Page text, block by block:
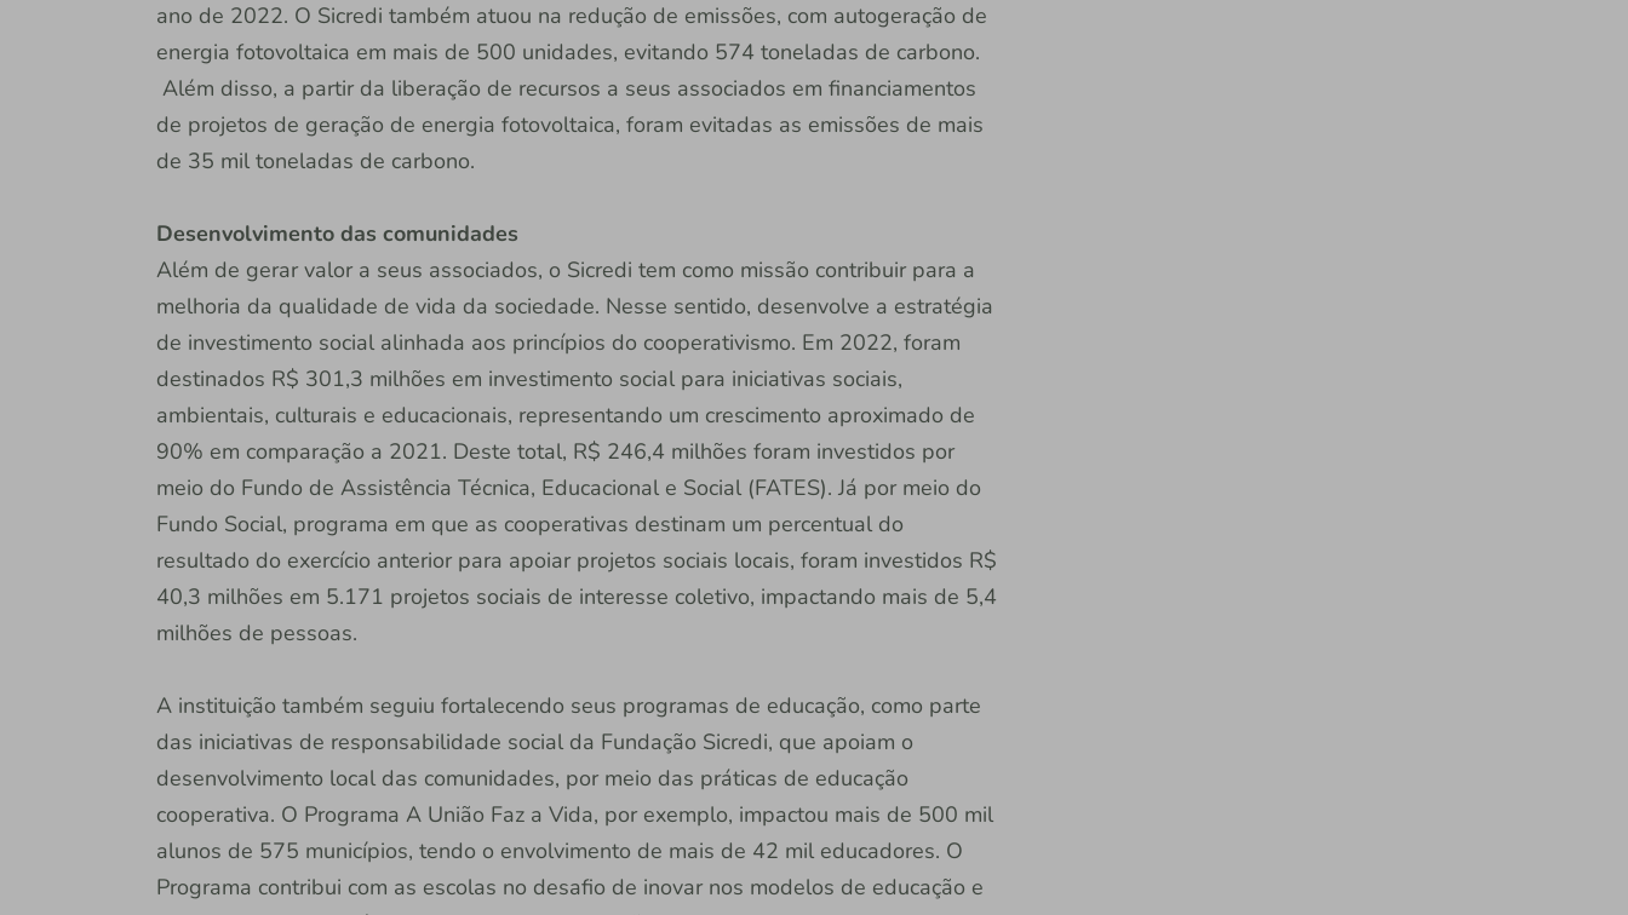
ano de 2022. O Sicredi também atuou na redução de emissões, com autogeração de
energia fotovoltaica em mais de 500 unidades, evitando 574 toneladas de carbono.
Além disso, a partir da liberação de recursos a seus associados em financiamentos
de projetos de geração de energia fotovoltaica, foram evitadas as emissões de mais
de 35 mil toneladas de carbono.
Desenvolvimento das comunidades
Além de gerar valor a seus associados, o Sicredi tem como missão contribuir para a
melhoria da qualidade de vida da sociedade. Nesse sentido, desenvolve a estratégia
de investimento social alinhada aos princípios do cooperativismo. Em 2022, foram
destinados R$ 301,3 milhões em investimento social para iniciativas sociais,
ambientais, culturais e educacionais, representando um crescimento aproximado de
90% em comparação a 2021. Deste total, R$ 246,4 milhões foram investidos por
meio do Fundo de Assistência Técnica, Educacional e Social (FATES). Já por meio do
Fundo Social, programa em que as cooperativas destinam um percentual do
resultado do exercício anterior para apoiar projetos sociais locais, foram investidos R$
40,3 milhões em 5.171 projetos sociais de interesse coletivo, impactando mais de 5,4
milhões de pessoas.
A instituição também seguiu fortalecendo seus programas de educação, como parte
das iniciativas de responsabilidade social da Fundação Sicredi, que apoiam o
desenvolvimento local das comunidades, por meio das práticas de educação
cooperativa. O Programa A União Faz a Vida, por exemplo, impactou mais de 500 mil
alunos de 575 municípios, tendo o envolvimento de mais de 42 mil educadores. O
Programa contribui com as escolas no desafio de inovar nos modelos de educação e